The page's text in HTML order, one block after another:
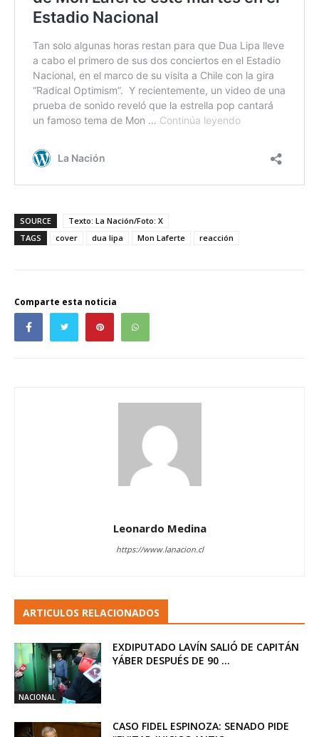
SOURCE
Texto: La Nación/Foto: X
TAGS
cover dua lipa Mon Laferte reacción
Comparte esta noticia
Leonardo Medina
https://www.lanacion.cl
ARTICULOS RELACIONADOS
NACIONAL
EXDIPUTADO LAVÍN SALIÓ DE CAPITÁN
YÁBER DESPUÉS DE 90 ...
CASO FIDEL ESPINOZA: SENADO PIDE